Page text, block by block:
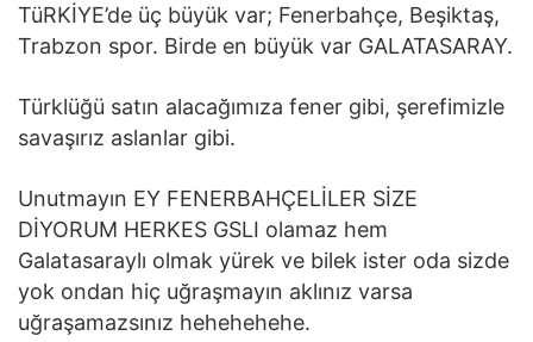
TüRKİYE’de üç büyük var; Fenerbahçe, Beşiktaş,
Trabzon spor. Birde en büyük var GALATASARAY.
Türklüğü satın alacağımıza fener gibi, şerefimizle
savaşırız aslanlar gibi.
Unutmayın EY FENERBAHÇELİLER SİZE
DİYORUM HERKES GSLI olamaz hem
Galatasaraylı olmak yürek ve bilek ister oda sizde
yok ondan hiç uğraşmayın aklınız varsa
uğraşamazsınız hehehehehe.